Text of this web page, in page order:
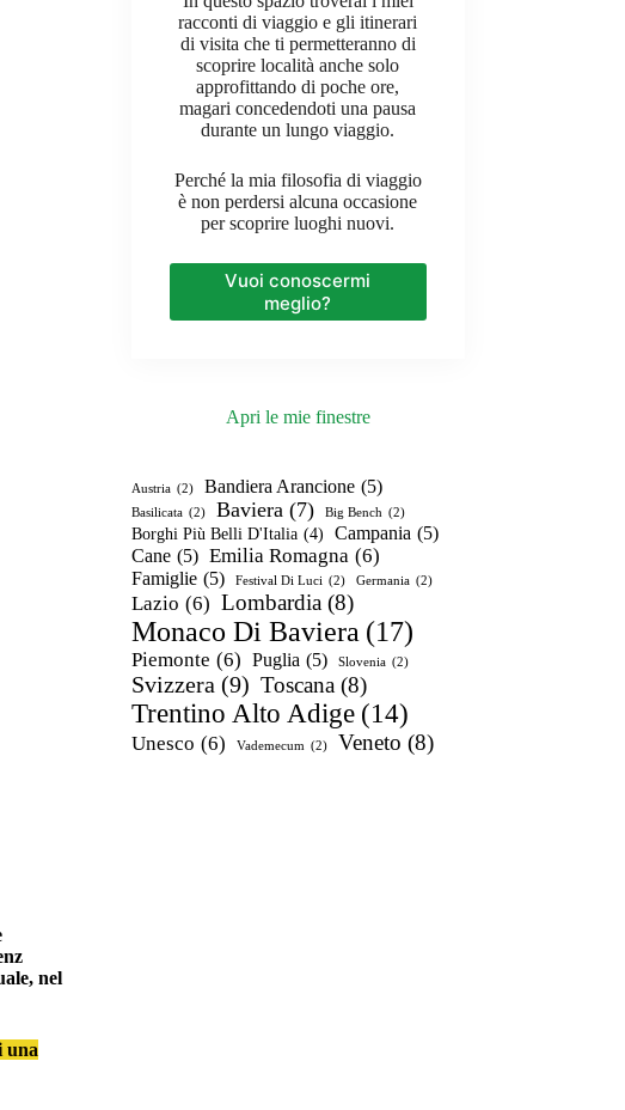
nel
una
racconti di viaggio e gli itinerari
di visita che ti permetteranno di
scoprire località anche solo
approfittando di poche ore,
magari concedendoti una pausa
durante un lungo viaggio.
Perché la mia filosofia di viaggio
è non perdersi alcuna occasione
per scoprire luoghi nuovi.
Vuoi conoscermi
meglio?
Apri le mie finestre
Austria (2) Bandiera Arancione (5)
Basilicata (2) Baviera (7) Big Bench (2)
Borghi Più Belli D'Italia (4) Campania (5)
Cane (5) Emilia Romagna (6)
Famiglie (5) Festival Di Luci (2) Germania (2)
Lazio (6) Lombardia (8)
Monaco Di Baviera (17)
Piemonte (6) Puglia (5) Slovenia (2)
Svizzera (9) Toscana (8)
Trentino Alto Adige (14)
Unesco (6) Vademecum (2) Veneto (8)